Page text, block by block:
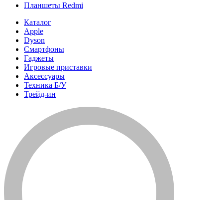
Планшеты Redmi
Каталог
Apple
Dyson
Смартфоны
Гаджеты
Игровые приставки
Аксессуары
Техника Б/У
Трейд-ин